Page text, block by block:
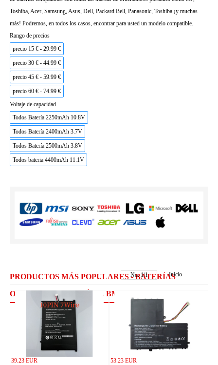
Toshiba, Acer, Samsung, Asus, Dell, Packard Bell, Panasonic, Toshiba ¡y muchas
más! Podremos, en todos los casos, encontrar para usted un modelo compatible.
Rango de precios
precio 15 € - 29.99 €
precio 30 € - 44.99 €
precio 45 € - 59.99 €
precio 60 € - 74.99 €
Voltaje de capacidad
Todos Batería 2250mAh 10.8V
Todos Batería 2400mAh 3.7V
Todos Batería 2500mAh 3.8V
Todos bateria 4400mAh 11.1V
PRODUCTOS MÁS POPULARES - BATERÍAS
ORDENADOR PORTÁTIL BMAX
No.1/1 Inicio
39.23 EUR
53.23 EUR